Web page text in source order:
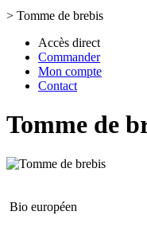
> Tomme de brebis
Accès direct
Commander
Mon compte
Contact
Tomme de
Bio européen